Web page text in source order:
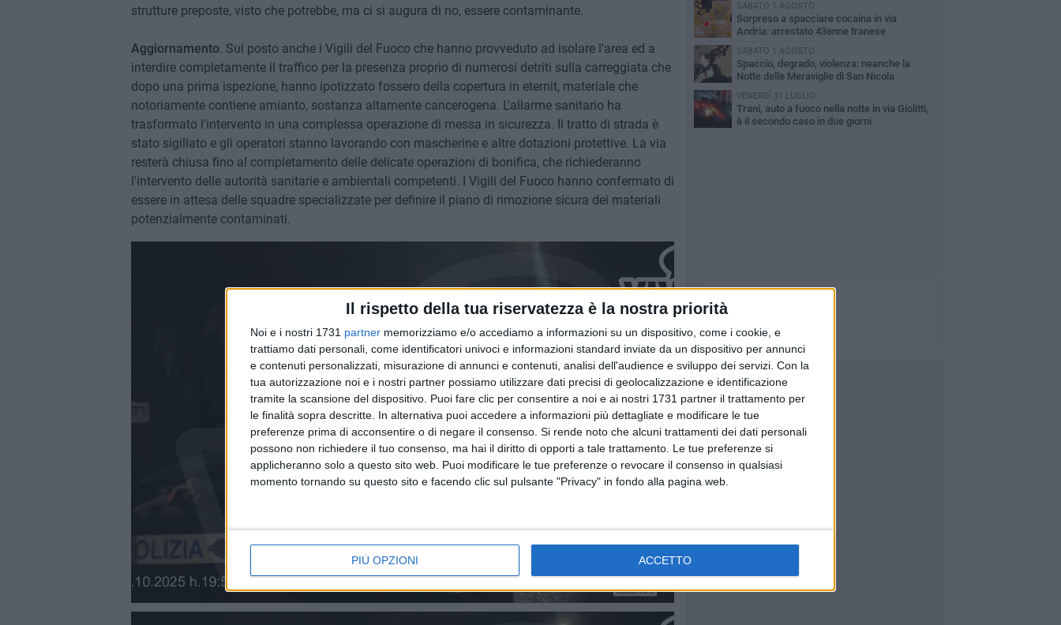
Il rispetto della tua riservatezza è la nostra priorità
Noi e i nostri 1731 partner memorizziamo e/o accediamo a informazioni su un dispositivo, come i cookie, e
trattiamo dati personali, come identificatori univoci e informazioni standard inviate da un dispositivo per annunci
e contenuti personalizzati, misurazione di annunci e contenuti, analisi dell'audience e sviluppo dei servizi. Con la
tua autorizzazione noi e i nostri partner possiamo utilizzare dati precisi di geolocalizzazione e identificazione
tramite la scansione del dispositivo. Puoi fare clic per consentire a noi e ai nostri 1731 partner il trattamento per
le finalità sopra descritte. In alternativa puoi accedere a informazioni più dettagliate e modificare le tue
preferenze prima di acconsentire o di negare il consenso. Si rende noto che alcuni trattamenti dei dati personali
possono non richiedere il tuo consenso, ma hai il diritto di opporti a tale trattamento. Le tue preferenze si
applicheranno solo a questo sito web. Puoi modificare le tue preferenze o revocare il consenso in qualsiasi
momento tornando su questo sito e facendo clic sul pulsante "Privacy" in fondo alla pagina web.
PIÙ OPZIONI ACCETTO
strutture preposte, visto che potrebbe, ma ci si augura di no, essere contaminante.
Aggiornamento. Sul posto anche i Vigili del Fuoco che hanno provveduto ad isolare l'area ed a
interdire completamente il traffico per la presenza proprio di numerosi detriti sulla carreggiata che
dopo una prima ispezione, hanno ipotizzato fossero della copertura in eternit, materiale che
notoriamente contiene amianto, sostanza altamente cancerogena. L'allarme sanitario ha
trasformato l'intervento in una complessa operazione di messa in sicurezza. Il tratto di strada è
stato sigillato e gli operatori stanno lavorando con mascherine e altre dotazioni protettive. La via
resterà chiusa fino al completamento delle delicate operazioni di bonifica, che richiederanno
l'intervento delle autorità sanitarie e ambientali competenti. I Vigili del Fuoco hanno confermato di
essere in attesa delle squadre specializzate per definire il piano di rimozione sicura dei materiali
potenzialmente contaminati.
SABATO 1 AGOSTO
Sorpreso a spacciare cocaina in via
Andria: arrestato 43enne tranese
SABATO 1 AGOSTO
Spaccio, degrado, violenza: neanche la
Notte delle Meraviglie di San Nicola
risparmia via San Giorgio
VENERDÌ 31 LUGLIO
Trani, auto a fuoco nella notte in via Giolitti,
è il secondo caso in due giorni